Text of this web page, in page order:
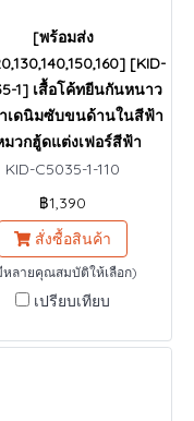
[พร้อมส่ง
[KID-
1] เสื้อโค้ทยีนกันหนาว
าเดนิมซับขนด้านในสีฟ้า
มวกฮู้ดแต่งเฟอร์สีฟ้า
KID-C5035-1-110
฿1,390
สั่งซื้อสินค้า
หลายคุณสมบัติให้เลือก)
เปรียบเทียบ